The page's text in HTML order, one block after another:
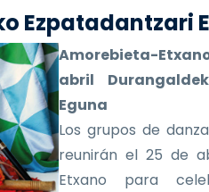
Ezpatadantzari
Amorebieta-
abril
Eguna
Los grupos de
reunirán el 25 de
Etxano para